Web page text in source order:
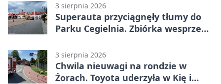
3 sierpnia 2026
Superauta przyciągnęły tłumy do
Parku Cegielnia. Zbiórka wesprze
3 sierpnia 2026
Chwila nieuwagi na rondzie w
Żorach. Toyota uderzyła w Kię i